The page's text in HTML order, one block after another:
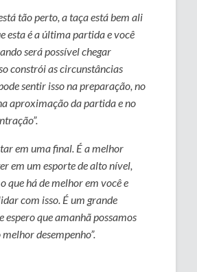
tão perto, a taça está bem ali
esta é a última partida e você
será possível chegar
constrói as circunstâncias
sentir isso na preparação, no
aproximação da partida e no
em uma final. É a melhor
em um esporte de alto nível,
que há de melhor em você e
com isso. É um grande
espero que amanhã possamos
desempenho”.